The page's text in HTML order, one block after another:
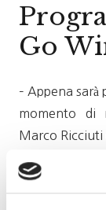
Go
– Appena sarà
momento di
Marco Ricciuti
– Sabato 27
Zaccagnini a